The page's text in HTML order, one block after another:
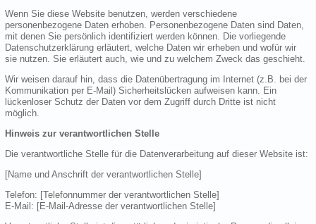
Wenn Sie diese Website benutzen, werden verschiedene
personenbezogene Daten erhoben. Personenbezogene Daten sind Daten,
mit denen Sie persönlich identifiziert werden können. Die vorliegende
Datenschutzerklärung erläutert, welche Daten wir erheben und wofür wir
sie nutzen. Sie erläutert auch, wie und zu welchem Zweck das geschieht.
Wir weisen darauf hin, dass die Datenübertragung im Internet (z.B. bei der
Kommunikation per E-Mail) Sicherheitslücken aufweisen kann. Ein
lückenloser Schutz der Daten vor dem Zugriff durch Dritte ist nicht
möglich.
Hinweis zur verantwortlichen Stelle
Die verantwortliche Stelle für die Datenverarbeitung auf dieser Website ist:
[Name und Anschrift der verantwortlichen Stelle]
Telefon: [Telefonnummer der verantwortlichen Stelle]
E-Mail: [E-Mail-Adresse der verantwortlichen Stelle]